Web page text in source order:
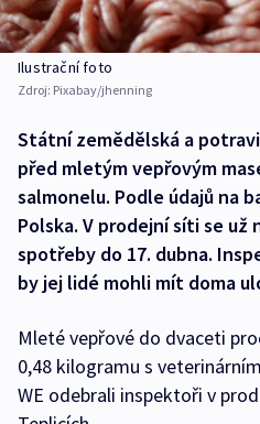
Ilustrační foto
Zdroj: Pixabay/jhenning
Státní zemědělská a
před mletým vepřovým
salmonelu. Podle údajů na
Polska. V prodejní síti se
spotřeby do 17. dubna.
by jej lidé mohli mít doma
Mleté vepřové do dvaceti
0,48 kilogramu s
WE odebrali inspektoři v